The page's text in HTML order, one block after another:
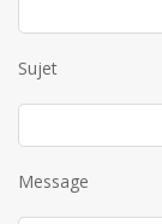
Sujet
Message